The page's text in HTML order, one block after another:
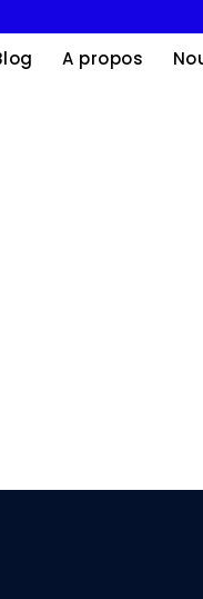
A propos